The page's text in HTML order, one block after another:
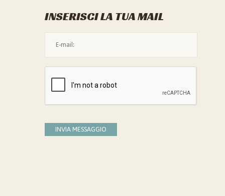
INSERISCI LA TUA MAIL
INVIA MESSAGGIO